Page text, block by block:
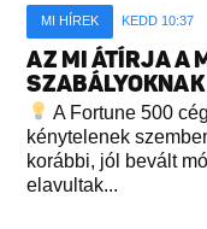
MI HÍREK KEDD 10:37
AZ MI ÁTÍRJA A
A Fortune 500
kénytelenek
korábbi, jól bevált
elavultak...